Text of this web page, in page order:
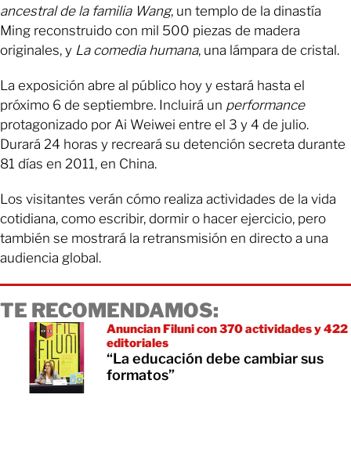
ancestral de la familia Wang, un templo de la dinastía
Ming reconstruido con mil 500 piezas de madera
originales, y La comedia humana, una lámpara de cristal.
La exposición abre al público hoy y estará hasta el
próximo 6 de septiembre. Incluirá un performance
protagonizado por Ai Weiwei entre el 3 y 4 de julio.
Durará 24 horas y recreará su detención secreta durante
81 días en 2011, en China.
Los visitantes verán cómo realiza actividades de la vida
cotidiana, como escribir, dormir o hacer ejercicio, pero
también se mostrará la retransmisión en directo a una
audiencia global.
TE RECOMENDAMOS:
Anuncian Filuni con 370 actividades y 422
editoriales
“La educación debe cambiar sus
formatos”